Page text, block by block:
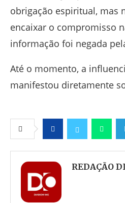
obrigação espiritual, mas
encaixar o compromisso
informação foi negada
Até o momento, a
manifestou diretamente
FacebookTwitter
REDAÇÃO